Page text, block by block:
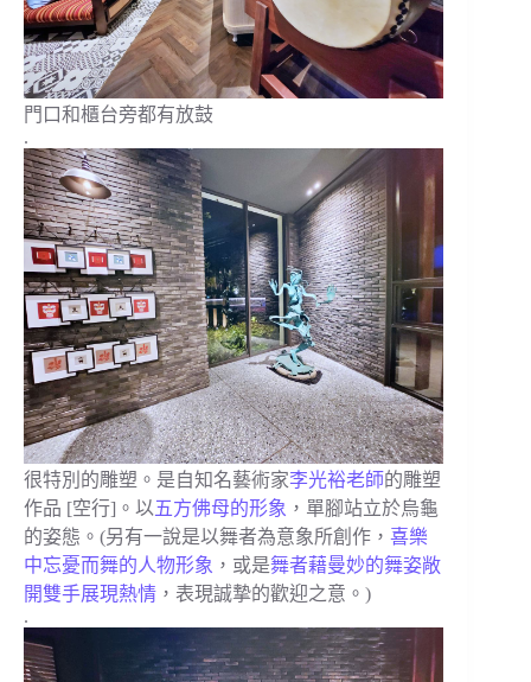
門口和櫃台旁都有放鼓
.
很特別的雕塑。是自知名藝術家李光裕老師的雕塑
作品 [空行]。以五方佛母的形象 ，單腳站立於烏龜
的姿態。(另有一說是以舞者為意象所創作， 喜樂
中忘憂而舞的人物形象 ，或是舞者藉曼妙的舞姿敞
開雙手展現熱情 ，表現誠摯的歡迎之意。)
.